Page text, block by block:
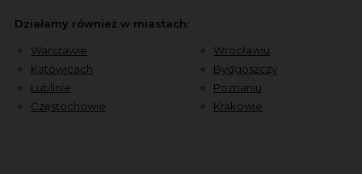
Działamy również w miastach:
Warszawie
Katowicach
Lublinie
Częstochowie
Wrocławiu
Bydgoszczy
Poznaniu
Krakowie